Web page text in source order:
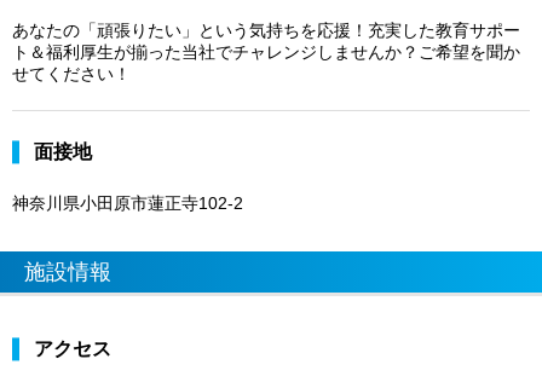
あなたの「頑張りたい」という気持ちを応援！充実した教育サポー
ト＆福利厚生が揃った当社でチャレンジしませんか？ご希望を聞か
せてください！
面接地
神奈川県小田原市蓮正寺102-2
施設情報
アクセス